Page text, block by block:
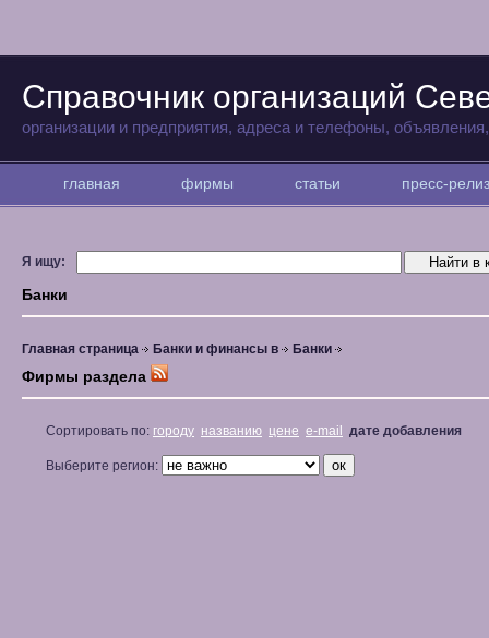
Справочник организаций
организации и предприятия, адреса и телефоны,
главная фирмы статьи пресс-
Я ищу:
Банки
Главная страница Банки и финансы в Банки
Фирмы раздела
Сортировать по: городу названию цене e-mail дате добавления
Выберите регион: